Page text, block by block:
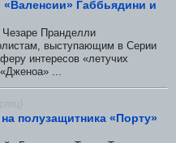
Габбьядини и
Пранделли
выступающим в Серии
интересов «летучих
...
полузащитника «Порту»